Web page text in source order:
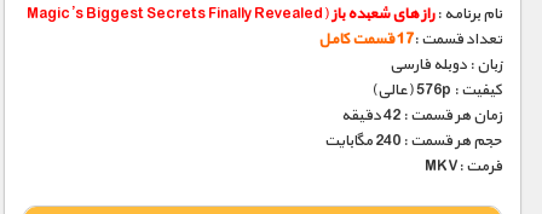
نام برنامه :راز های شعبده باز(Magic’s Biggest Secrets Finally Revealed
تعداد قسمت :17 قسمت کامل
زبان : دوبله فارسی
کیفیت : 576p (عالی)
زمان هر قسمت : 42 دقیقه
حجم هر قسمت : 240 مگابایت
فرمت :MKV